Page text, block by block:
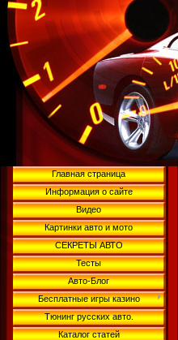
Главная страница
Информация о сайте
Видео
Картинки авто и мото
СЕКРЕТЫ АВТО
Тесты
Авто-Блог
Бесплатные игры казино
Тюнинг русских авто.
Каталог статей